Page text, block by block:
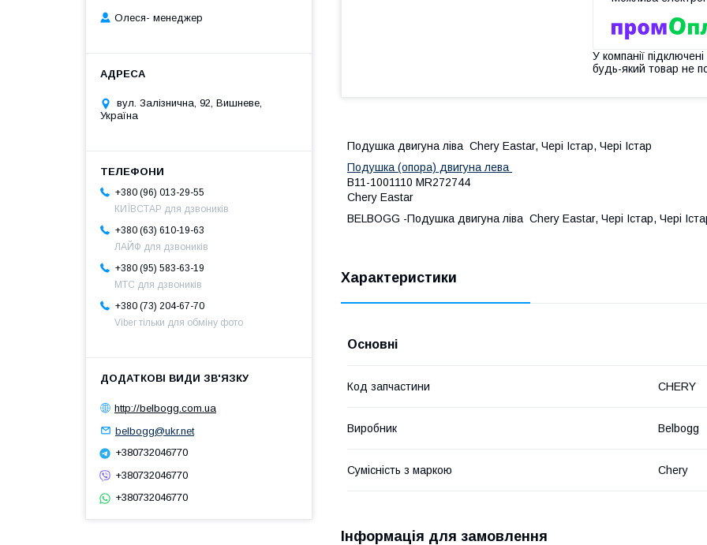
У компанії
будь-який товар не
Подушка двигуна ліва Chery Eastar, Чері Істар, Чері Істар
Подушка (опора) двигуна лева
B11-1001110 MR272744
Chery Eastar
BELBOGG -Подушка двигуна ліва Chery Eastar, Чері Істар, Чері
Характеристики
Основні
Код запчастини CHERY
Виробник Belbogg
Сумісність з маркою Chery
Інформація для замовлення
Олеся- менеджер
вул. Залізнична, 92, Вишневе,
Україна
+380 (96) 013-29-55
КИЇВСТАР для дзвоників
+380 (63) 610-19-63
ЛАЙФ для дзвоників
+380 (95) 583-63-19
МТС для дзвоників
+380 (73) 204-67-70
Viber тільки для обміну фото
http://belbogg.com.ua
belbogg@ukr.net
+380732046770
+380732046770
+380732046770